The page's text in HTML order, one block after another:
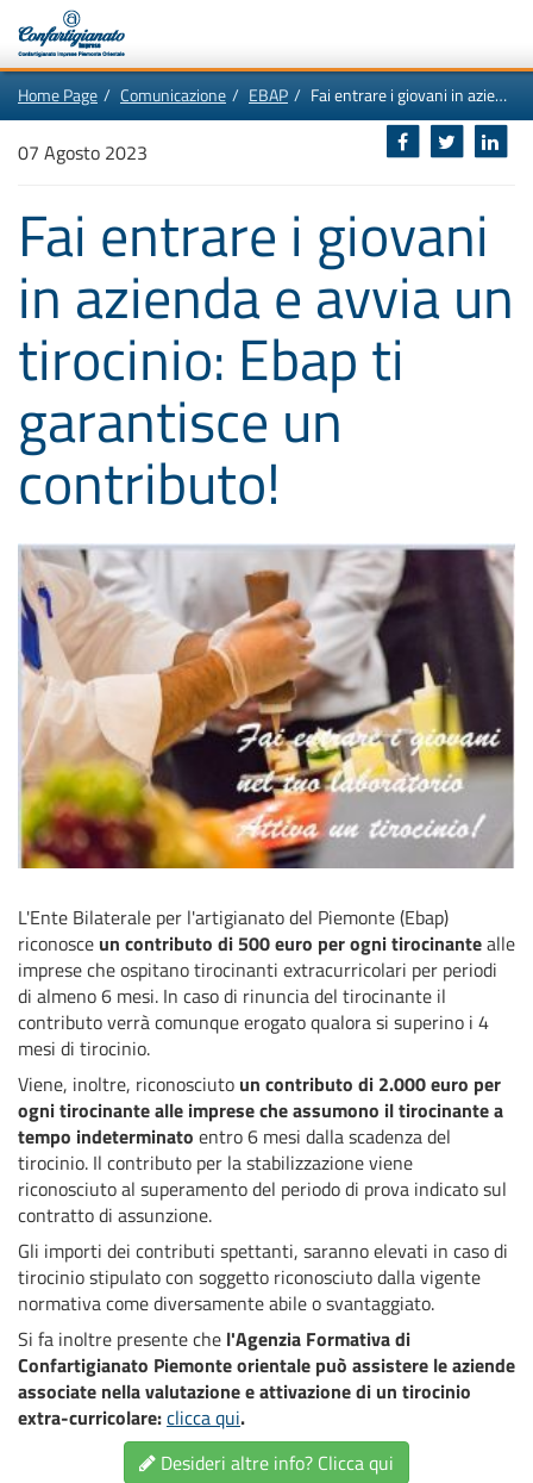
Vai
In
questa
di
navigazione
Ricerca
nel
sito
[2]
principali
ultime
novità
da
[6]
Home Page Comunicazione EBAP Fai entrare i giovani in azienda e avvia un tirocinio: Ebap ti garantisce un contributo!
07 Agosto 2023
Fai entrare i giovani
in azienda e avvia un
tirocinio: Ebap ti
garantisce un
contributo!
L'Ente Bilaterale per l'artigianato del Piemonte (Ebap)
riconosce un contributo di 500 euro per ogni tirocinantealle
imprese che ospitano tirocinanti extracurricolari per periodi
di almeno 6 mesi. In caso di rinuncia del tirocinante il
contributo verrà comunque erogato qualora si superino i 4
mesi di tirocinio.
Viene, inoltre, riconosciuto un contributo di 2.000 euro per
ogni tirocinante alle imprese che assumono il tirocinante a
tempo indeterminato entro 6 mesi dalla scadenza del
tirocinio. Il contributo per la stabilizzazione viene
riconosciuto al superamento del periodo di prova indicato sul
contratto di assunzione.
Gli importi dei contributi spettanti, saranno elevati in caso di
tirocinio stipulato con soggetto riconosciuto dalla vigente
normativa come diversamente abile o svantaggiato.
Si fa inoltre presente che l'Agenzia Formativa di
Confartigianato Piemonte orientale può assistere le aziende
associate nella valutazione e attivazione di un tirocinio
extra-curricolare:clicca qui.
Desideri altre info? Clicca qui